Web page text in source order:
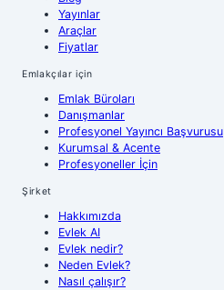
Yayınlar
Araçlar
Fiyatlar
Emlakçılar için
Emlak Büroları
Danışmanlar
Profesyonel Yayıncı Başvurusu
Kurumsal & Acente
Profesyoneller İçin
Şirket
Hakkımızda
Evlek AI
Evlek nedir?
Neden Evlek?
Nasıl çalışır?